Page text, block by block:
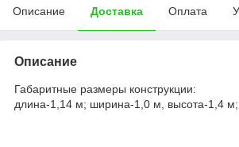
Описание Доставка Оплата
Описание
Габаритные размеры конструкции:
длина-1,14 м; ширина-1,0 м, высота-1,4 м;